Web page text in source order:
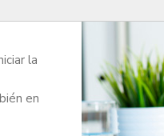
la
en